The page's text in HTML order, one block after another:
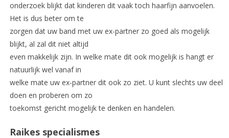
onderzoek blijkt dat kinderen dit vaak toch haarfijn aanvoelen.
Het is dus beter om te
zorgen dat uw band met uw ex-partner zo goed als mogelijk
blijkt, al zal dit niet altijd
even makkelijk zijn. In welke mate dit ook mogelijk is hangt er
natuurlijk wel vanaf in
welke mate uw ex-partner dit ook zo ziet. U kunt slechts uw deel
doen en proberen om zo
toekomst gericht mogelijk te denken en handelen.
Raikes specialismes